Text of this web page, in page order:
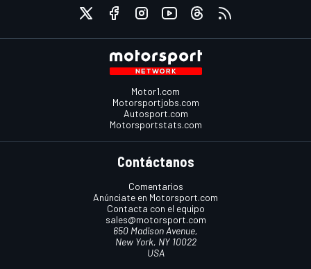
Motor1.com
Motorsportjobs.com
Autosport.com
Motorsportstats.com
Contáctanos
Comentarios
Anúnciate en Motorsport.com
Contacta con el equipo
sales@motorsport.com
650 Madison Avenue,
New York, NY 10022
USA